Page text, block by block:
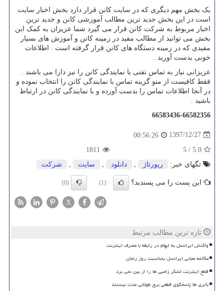
یک بخش مهم دیگری که در سایت کانن قرار دارد بخش اخبار سایت
است در این بخش جدید ترین مطالب آموزشی کانن و جدید ترین
اخبار مربوط به شرکت کانن قرار می گیرد شما عزیزان به کمک این
بخش می توانید از مطالب مفید در زمینه کانن و آموزش های بسیار
مفیدی که در زمینه دستگاه های کانن قرار گرفته است . اطلاعات
خوبی بدست آورید .
عزیزانی نیاز به تماس تفنی با نمایندگی کانن را نیز دارا می باشند .
فقط کافیست از منو گزینه تماس با نمایندگی کانن را انتخاب نموده و
در آنجا اطلاعات تماس را بدست آورده و با نمایندگی کانن در ارتباط
باشید .
66583436-66582356
1397/12/27
00:56:26
5.0
/
5
1811
تگهای خبر:
رپورتاژ دانلود سایت شركت
این پست را می پسندید؟ (1)
(0)
X
تازه ترین مطالب مرتبط
واکنش ایرانسل به ابهام در رابطه با مصرف اینترنت
مکالمه مجانی ایرانسل بمناسبت روز زنجان
قطع اینترنت لشکر زامبی ها را از بین نمی برد
باتری ها پاسخگوی قطعی برق طولانی مدت نیستند